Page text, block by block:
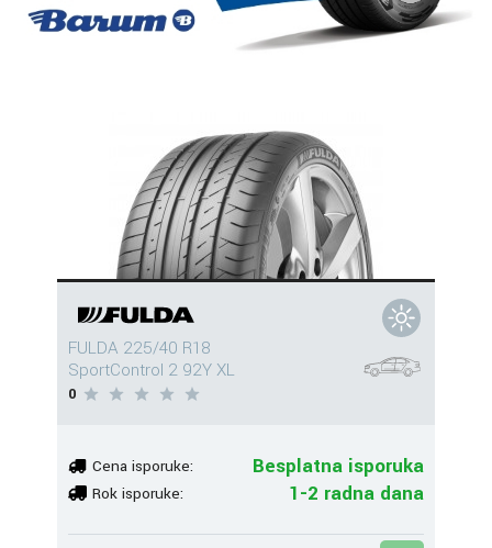
FULDA 225/40 R18
SportControl 2 92Y XL
0
Cena isporuke: Besplatna isporuka
Rok isporuke: 1-2 radna dana